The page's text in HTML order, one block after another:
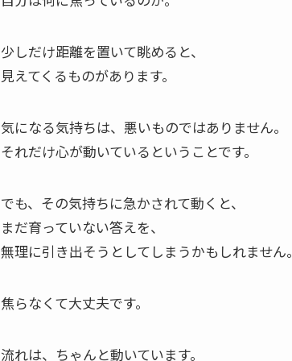
少しだけ距離を置いて眺めると、
見えてくるものがあります。
気になる気持ちは、悪いものではありません。
それだけ心が動いているということです。
でも、その気持ちに急かされて動くと、
まだ育っていない答えを、
無理に引き出そうとしてしまうかもしれません。
焦らなくて大丈夫です。
流れは、ちゃんと動いています。